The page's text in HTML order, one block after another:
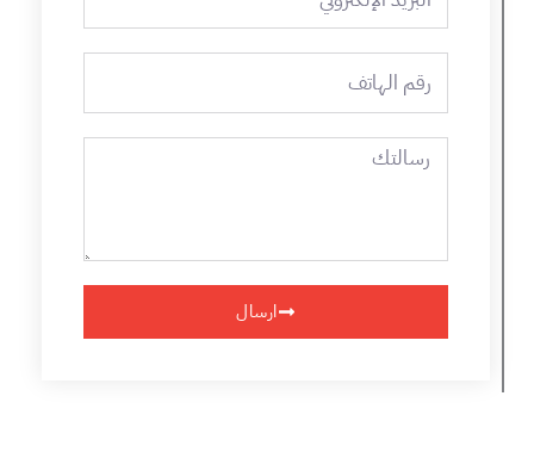
الإلكتروني
الهاتف
رسالتك
ارسال